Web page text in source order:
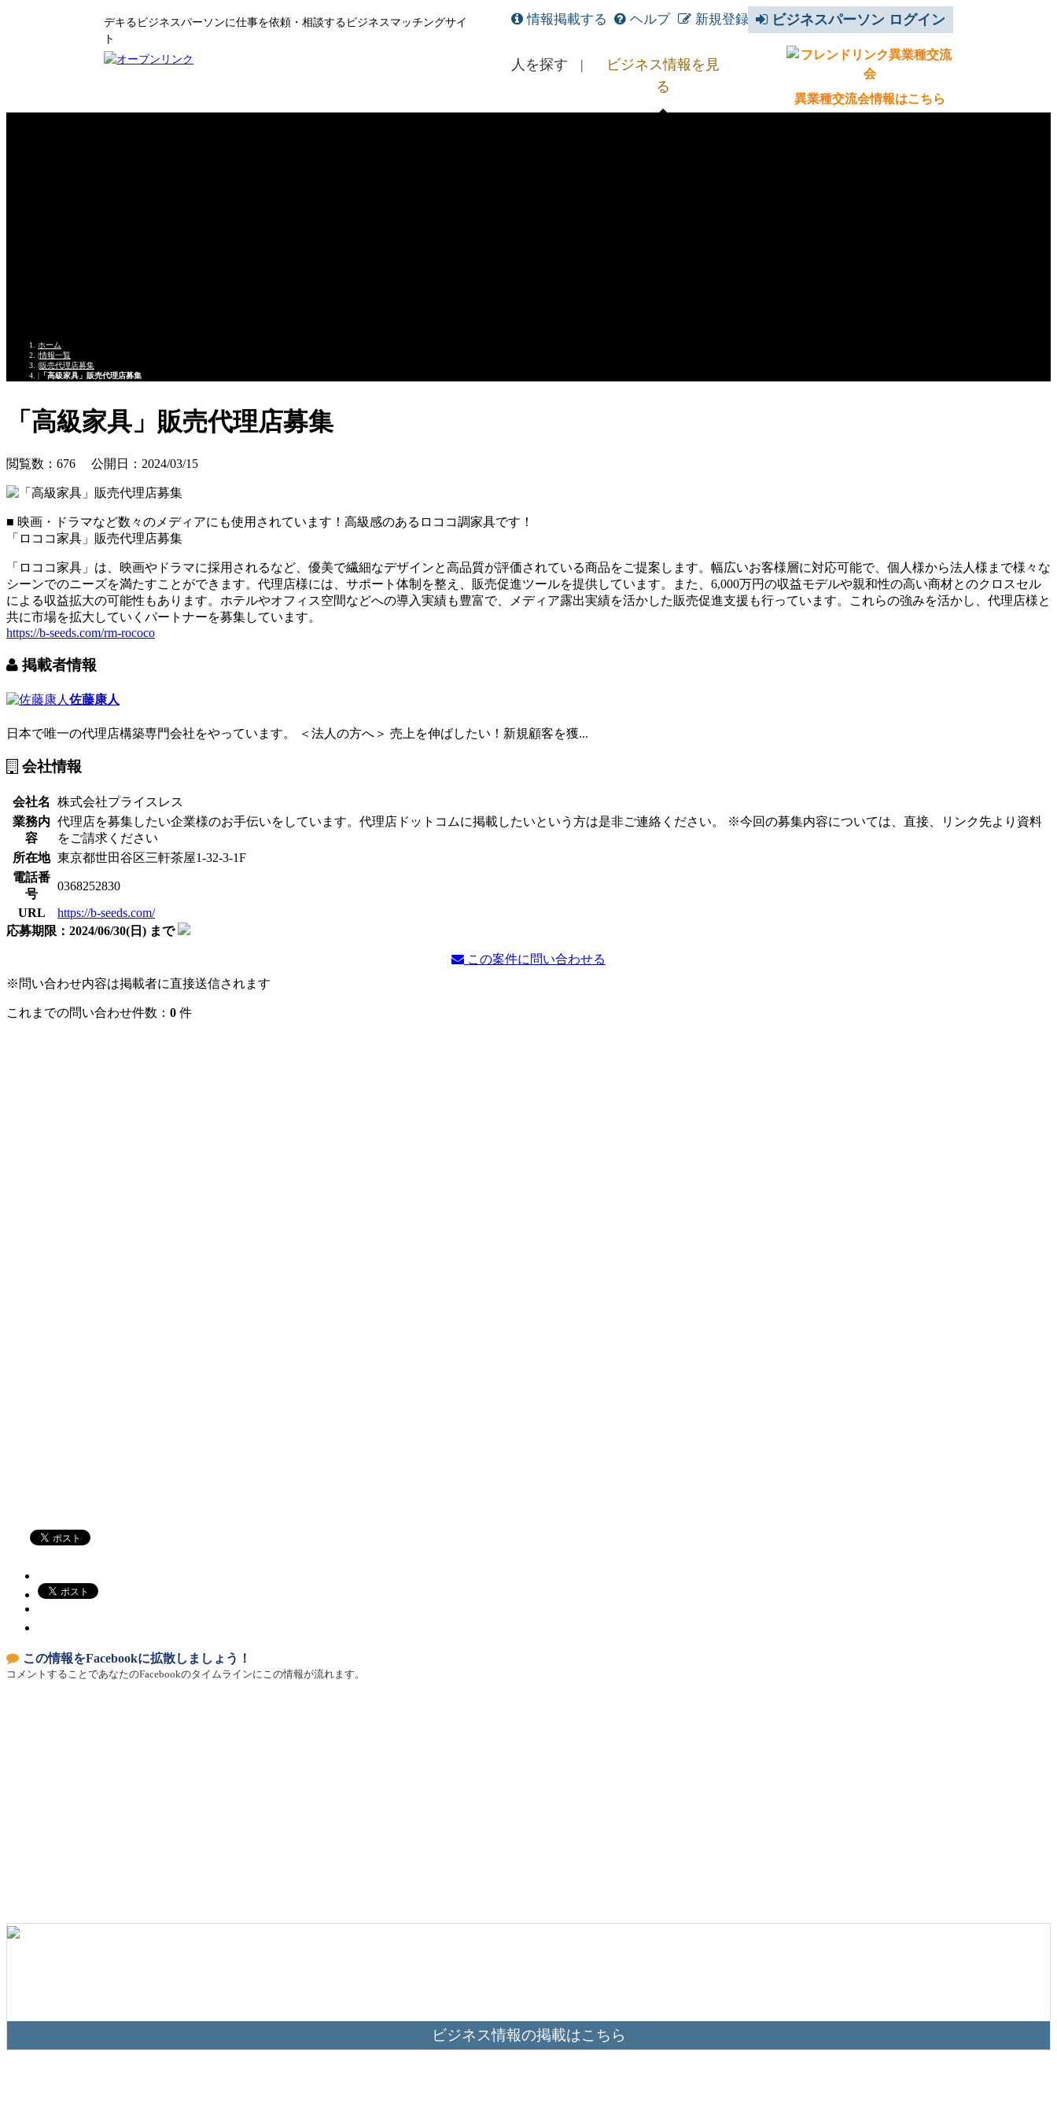
デキるビジネスパーソンに仕事を依頼・相談するビジネスマッチングサイ
ト
人を探す
ビジネス情報を見
る
異業種交流会情報はこちら
情報掲載する ヘルプ 新規登録 ビジネスパーソン ログイン
ホーム
情報一覧
販売代理店募集
「高級家具」販売代理店募集
「高級家具」販売代理店募集
閲覧数：676 公開日：2024/03/15
■ 映画・ドラマなど数々のメディアにも使用されています！高級感のあるロココ調家具です！
「ロココ家具」販売代理店募集
「ロココ家具」は、映画やドラマに採用されるなど、優美で繊細なデザインと高品質が評価されている商品をご提案します。幅広いお客様層に対応可能で、個人様から法人様まで様々な
シーンでのニーズを満たすことができます。代理店様には、サポート体制を整え、販売促進ツールを提供しています。また、6,000万円の収益モデルや親和性の高い商材とのクロスセル
による収益拡大の可能性もあります。ホテルやオフィス空間などへの導入実績も豊富で、メディア露出実績を活かした販売促進支援も行っています。これらの強みを活かし、代理店様と
共に市場を拡大していくパートナーを募集しています。
https://b-seeds.com/rm-rococo
掲載者情報
佐藤康人
日本で唯一の代理店構築専門会社をやっています。 ＜法人の方へ＞ 売上を伸ばしたい！新規顧客を獲...
会社情報
会社名
株式会社プライスレス
業務内
容
代理店を募集したい企業様のお手伝いをしています。代理店ドットコムに掲載したいという方は是非ご連絡ください。 ※今回の募集内容については、直接、リンク先より資料
をご請求ください
所在地 東京都世田谷区三軒茶屋1-32-3-1F
電話番
号
0368252830
URL
https://b-seeds.com/
応募期限：2024/06/30(日) まで
この案件に問い合わせる
※問い合わせ内容は掲載者に直接送信されます
これまでの問い合わせ件数： 0 件
この情報をFacebookに拡散しましょう！
コメントすることであなたのFacebookのタイムラインにこの情報が流れます。
ビジネス情報の掲載はこちら